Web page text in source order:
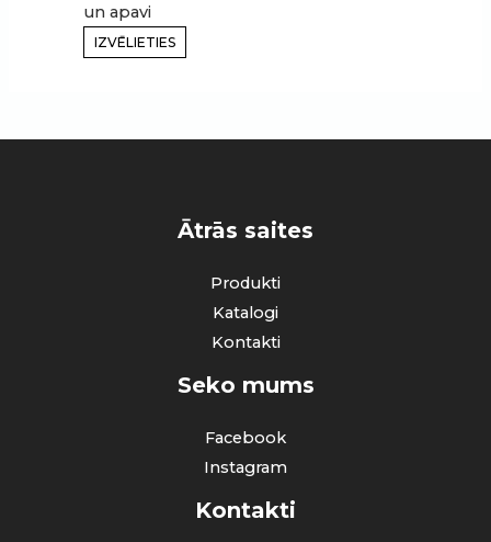
un apavi
IZVĒLIETIES
Ātrās saites
Produkti
Katalogi
Kontakti
Seko mums
Facebook
Instagram
Kontakti